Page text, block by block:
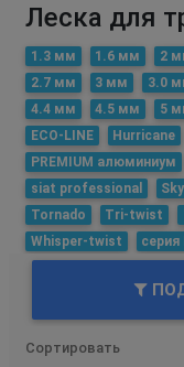
Леска для
1.3 мм 1.6 мм 2
2.7 мм
3 мм 3.0
4.4 мм
4.5 мм 5
ECO-LINE
Hurricane
PREMIUM алюминиум
siat professional
Tornado
Tri-twist
Whisper-twist
серия
Сортировать